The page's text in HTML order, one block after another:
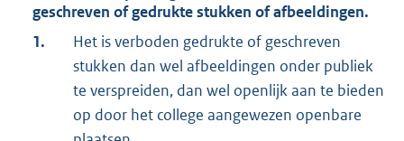
geschreven of gedrukte stukken of afbeeldingen.
1.
Het is verboden gedrukte of geschreven
stukken dan wel afbeeldingen onder publiek
te verspreiden, dan wel openlijk aan te bieden
op door het college aangewezen openbare